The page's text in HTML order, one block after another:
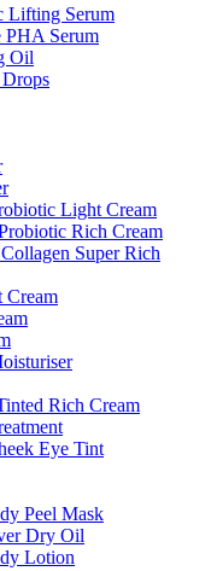
Lifting Serum
PHA Serum
Oil
Light Cream
Rich Cream
Super Rich
Cream
Rich Cream
Eye Tint
Peel Mask
Dry Oil
Lotion